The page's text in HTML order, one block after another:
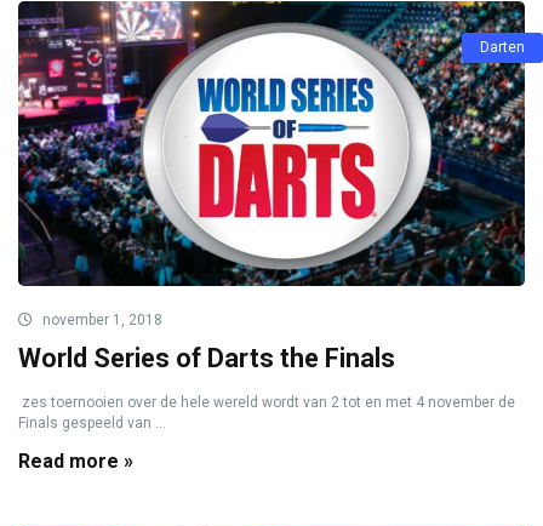
Darten
november 1, 2018
World Series of Darts the Finals
zes toernooien over de hele wereld wordt van 2 tot en met 4 november de
Finals gespeeld van ...
Read more »